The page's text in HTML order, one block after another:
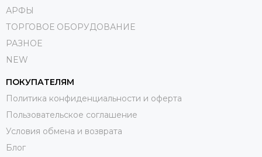
АРФЫ
ТОРГОВОЕ ОБОРУДОВАНИЕ
РАЗНОЕ
NEW
ПОКУПАТЕЛЯМ
Политика конфиденциальности и оферта
Пользовательское соглашение
Условия обмена и возврата
Блог